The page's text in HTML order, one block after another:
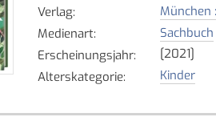
Verlag:
München
Medienart:
Sachbuch
Erscheinungsjahr:
[2021]
Alterskategorie: Kinder